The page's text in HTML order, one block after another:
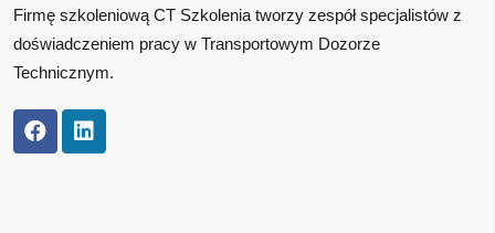
Firmę szkoleniową CT Szkolenia tworzy zespół specjalistów z
doświadczeniem pracy w Transportowym Dozorze
Technicznym.